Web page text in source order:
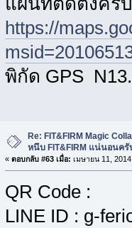
https://
พิกัด GPS
Re: FIT&FIRM Magic
หนึบ FIT&FIRM แน่นอนครั
« ตอบกลับ #63 เมื่อ: เมษายน 11,
QR Code :
LINE ID : g-